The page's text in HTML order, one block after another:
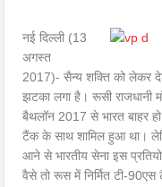
नई दिल्ली (13
अगस्त
2017)- सैन्य शक्ति को लेकर देश
झटका लगा है। रूसी राजधानी
बैथलॉन 2017 से भारत बाहर
टैंक के साथ शामिल हुआ था।
आने से भारतीय सेना इस
वैसे तो रूस में निर्मित टी-